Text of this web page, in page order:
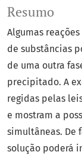
Resumo
Algumas
de substâncias
de uma outra
precipitado. A
regidas pelas
e mostram a
simultâneas. De
solução poderá